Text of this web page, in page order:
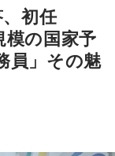
男性は私の1つ
で、話している
、男女関係はな
にご飯に行った
に行ったりと、
末に、男性から
初任
模の国家予
員」その魅